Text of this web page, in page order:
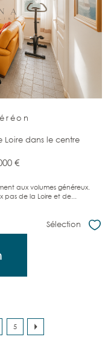
dans le centre
€
aux volumes généreux.
pas de la Loire et de...
Sélection
5